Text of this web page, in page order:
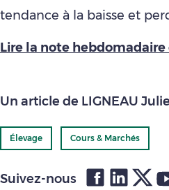
tendance à la baisse et
Lire la note
Un article de LIGNEAU
Élevage Cours & Marchés
Suivez-nous